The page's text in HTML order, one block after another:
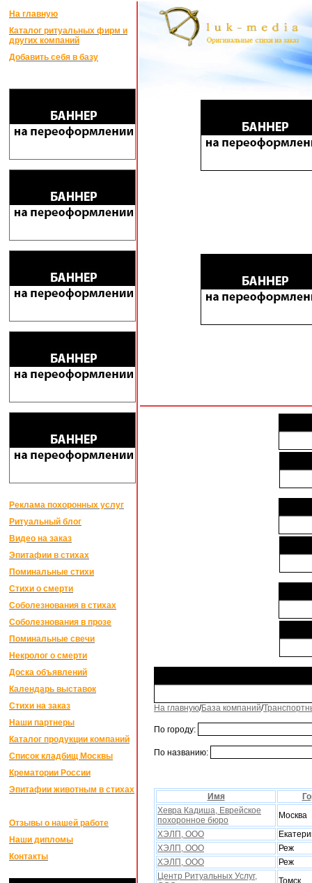
На главную
Каталог ритуальных фирм и
других компаний
Добавить себя в базу
Реклама похоронных услуг
Ритуальный блог
Видео на заказ
Эпитафии в стихах
Поминальные стихи
Стихи о смерти
Соболезнования в стихах
Соболезнования в прозе
Поминальные свечи
Некролог о смерти
Доска объявлений
Календарь выставок
Стихи на заказ
Наши партнеры
Каталог продукции компаний
Список кладбищ Москвы
Крематории России
Эпитафии животным в стихах
Отзывы о нашей работе
Наши дипломы
Контакты
На главную/База компаний/
По городу:
По названию:
Имя
Хевра Кадиша, Еврейское
похоронное бюро
Москва
ХЭЛП, ООО
ХЭЛП, ООО
Реж
ХЭЛП, ООО
Реж
Центр Ритуальных Услуг,
Томск